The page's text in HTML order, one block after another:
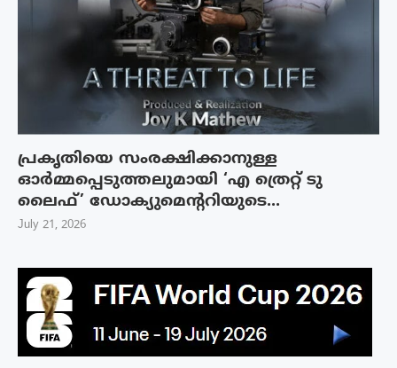
പ്രകൃതിയെ സംരക്ഷിക്കാനുള്ള
ഓർമ്മപ്പെടുത്തലുമായി ‘എ ത്രെറ്റ് ടു
ലൈഫ്’ ഡോക്യുമെന്ററിയുടെ...
July 21, 2026